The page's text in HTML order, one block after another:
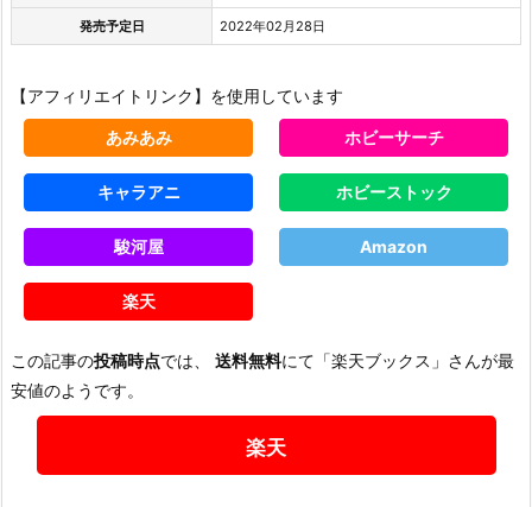
発売予定日 2022年02月28日
【アフィリエイトリンク】を使用しています
あみあみ ホビーサーチ
キャラアニ ホビーストック
駿河屋 Amazon
楽天
この記事の投稿時点では、 送料無料にて「楽天ブックス」さんが最
安値のようです。
楽天